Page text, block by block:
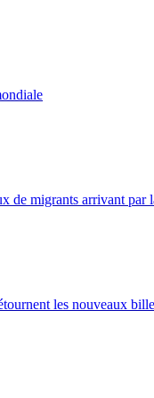
de migrants arrivant par
les nouveaux